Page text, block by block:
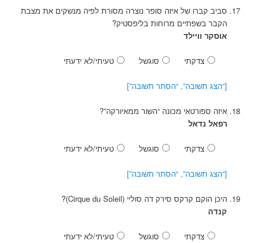
סביב קברו של איזה סופר נוצרה מסורת לפיה מנשקים את מצבת
הקבר בשפתיים מרוחות בליפסטיק?
אוסקר וויילד
צדקתי סוגשל טעיתי/לא ידעתי
[“הצג תשובה”, “הסתר תשובה”]
איזה ספורטאי מכונה “השור ממאיורקה”?
רפאל נדאל
צדקתי סוגשל טעיתי/לא ידעתי
[“הצג תשובה”, “הסתר תשובה”]
היכן הוקם קרקס סירק דה סוליי (Cirque du Soleil)?
קנדה
צדקתי סוגשל טעיתי/לא ידעתי